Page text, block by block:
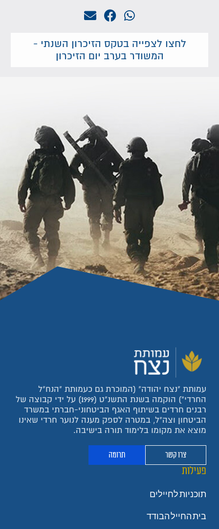
לחצו לצפייה בטקס הזיכרון השנתי -
המשודר בערב יום הזיכרון
עמותת "נצח יהודה" (המוכרת גם כעמותת "הנח"ל
החרדי") הוקמה בשנת התשנ"ט (1999) על ידי קבוצה של
רבנים חרדים בשיתוף האגף הביטחוני-חברתי במשרד
הביטחון וצה"ל, במטרה לספק מענה לנוער חרדי שאינו
מוצא את מקומו בלימוד תורה בישיבה.
צרו קשר תרומה
פעילות
תוכניות לחיילים
בית החייל הבודד